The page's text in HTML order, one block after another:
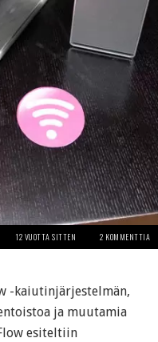
12 VUOTTA SITTEN 2 KOMMENTTIA
-kaiutinjärjestelmän,
ja muutamia
esiteltiin